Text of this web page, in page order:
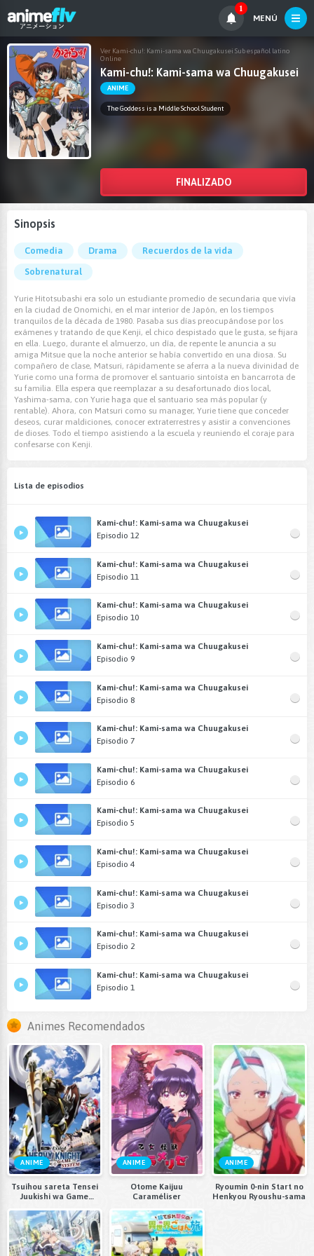
1
MENÚ
Ver Kami-chu!: Kami-sama wa Chuugakusei Sub español latino
Online
Kami-chu!: Kami-sama wa Chuugakusei
ANIME
The Goddess is a Middle School Student
FINALIZADO
Sinopsis
Comedia Drama
Recuerdos de la vida
Sobrenatural
Yurie Hitotsubashi era solo un estudiante promedio de secundaria que vivía
en la ciudad de Onomichi, en el mar interior de Japón, en los tiempos
tranquilos de la década de 1980. Pasaba sus días preocupándose por los
exámenes y tratando de que Kenji, el chico despistado que le gusta, se fijara
en ella. Luego, durante el almuerzo, un día, de repente le anuncia a su
amiga Mitsue que la noche anterior se había convertido en una diosa. Su
compañero de clase, Matsuri, rápidamente se aferra a la nueva divinidad de
Yurie como una forma de promover el santuario sintoísta en bancarrota de
su familia. Ella espera que reemplazar a su desafortunado dios local,
Yashima-sama, con Yurie haga que el santuario sea más popular (y
rentable). Ahora, con Matsuri como su manager, Yurie tiene que conceder
deseos, curar maldiciones, conocer extraterrestres y asistir a convenciones
de dioses. Todo el tiempo asistiendo a la escuela y reuniendo el coraje para
confesarse con Kenji.
Lista de episodios
Kami-chu!: Kami-sama wa Chuugakusei
Episodio 12
Kami-chu!: Kami-sama wa Chuugakusei
Episodio 11
Kami-chu!: Kami-sama wa Chuugakusei
Episodio 10
Kami-chu!: Kami-sama wa Chuugakusei
Episodio 9
Kami-chu!: Kami-sama wa Chuugakusei
Episodio 8
Kami-chu!: Kami-sama wa Chuugakusei
Episodio 7
Kami-chu!: Kami-sama wa Chuugakusei
Episodio 6
Kami-chu!: Kami-sama wa Chuugakusei
Episodio 5
Kami-chu!: Kami-sama wa Chuugakusei
Episodio 4
Kami-chu!: Kami-sama wa Chuugakusei
Episodio 3
Kami-chu!: Kami-sama wa Chuugakusei
Episodio 2
Kami-chu!: Kami-sama wa Chuugakusei
Episodio 1
Animes Recomendados
ANIME
Tsuihou sareta Tensei
Juukishi wa Game
ANIME
Otome Kaijuu
Caraméliser
ANIME
Ryoumin 0-nin Start no
Henkyou Ryoushu-sama